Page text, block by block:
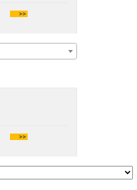
>>
>>